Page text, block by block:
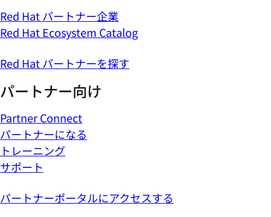
Red Hat パートナー企業
Red Hat Ecosystem Catalog
Red Hat パートナーを探す
パートナー向け
Partner Connect
パートナーになる
トレーニング
サポート
パートナーポータルにアクセスする